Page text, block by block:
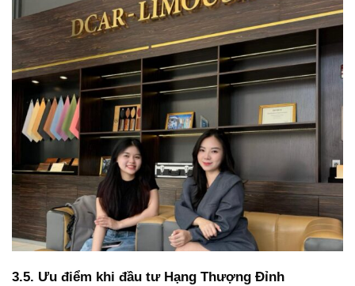
3.5. Ưu điểm khi đầu tư Hạng Thượng Đỉnh